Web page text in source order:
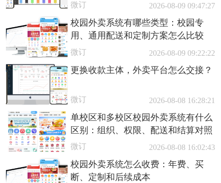
微订 2026-08-09 09:47:27
校园外卖系统有哪些类型：校园专
用、通用配送和定制方案怎么比较
微订 2026-08-09 09:22:22
更换收款主体，外卖平台怎么交接？
微订 2026-08-08 16:28:21
单校区和多校区校园外卖系统有什么
区别：组织、权限、配送和结算对照
微订 2026-08-08 16:02:43
校园外卖系统怎么收费：年费、买
断、定制和后续成本